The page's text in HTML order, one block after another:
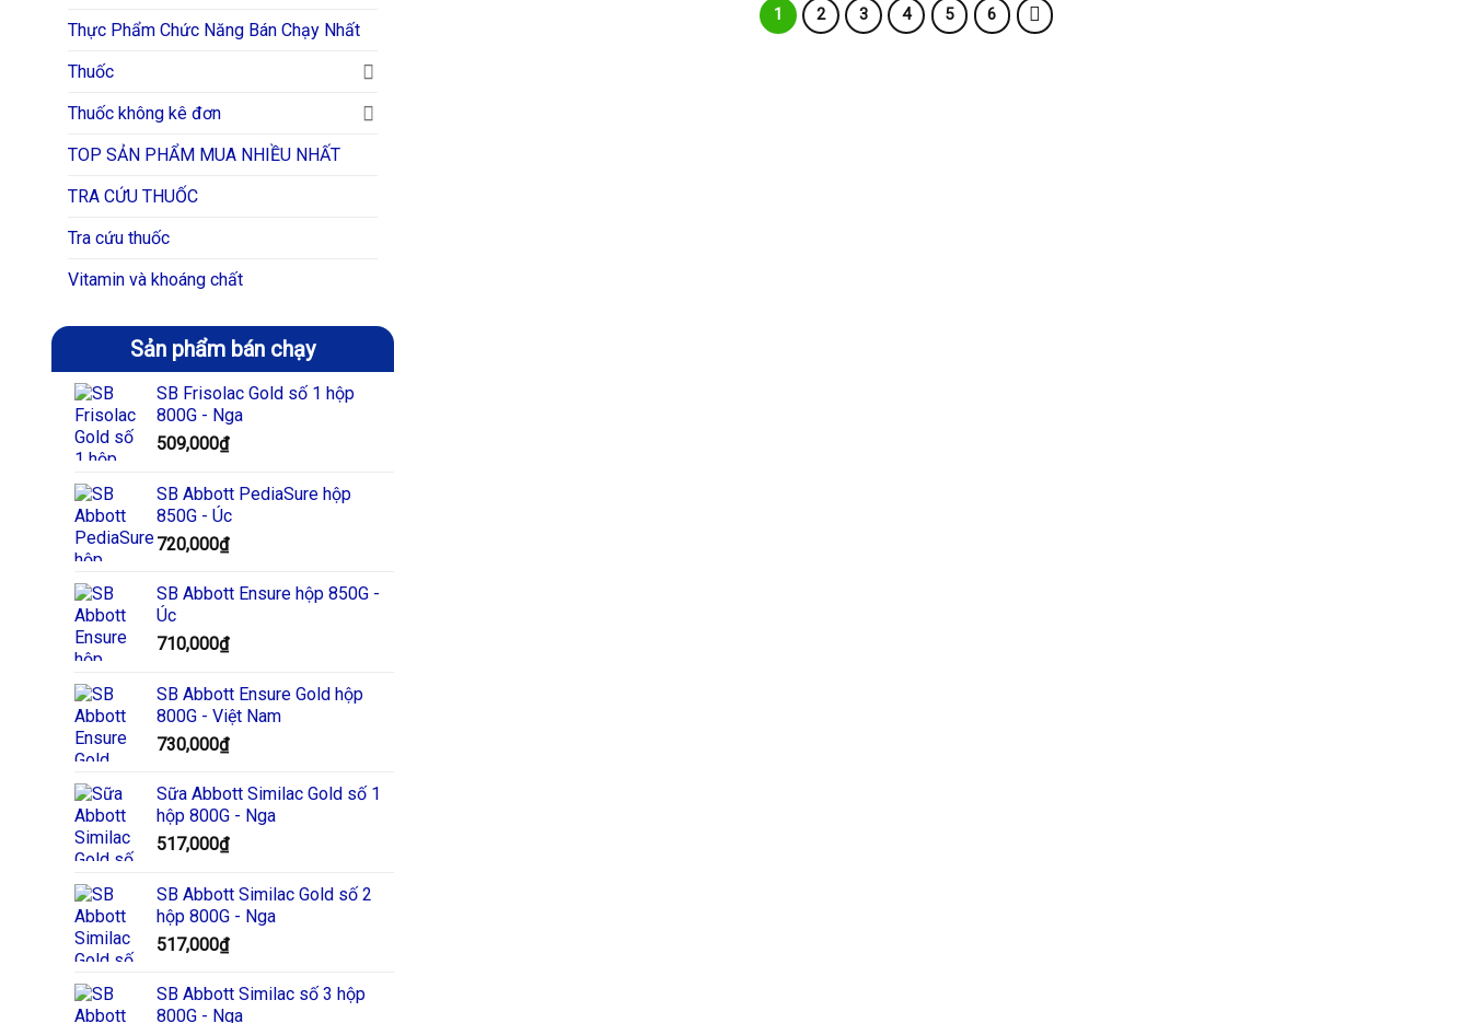
Thực Phẩm Chức Năng Bán Chạy Nhất
Thuốc
Thuốc không kê đơn
TOP SẢN PHẨM MUA NHIỀU NHẤT
TRA CỨU THUỐC
Tra cứu thuốc
Vitamin và khoáng chất
Sản phẩm bán chạy
SB Frisolac Gold số 1 hộp
800G - Nga
509,000₫
SB Abbott PediaSure hộp
850G - Úc
720,000₫
SB Abbott Ensure hộp 850G -
Úc
710,000₫
SB Abbott Ensure Gold hộp
800G - Việt Nam
730,000₫
Sữa Abbott Similac Gold số 1
hộp 800G - Nga
517,000₫
SB Abbott Similac Gold số 2
hộp 800G - Nga
517,000₫
SB Abbott Similac số 3 hộp
800G - Nga
1 2 3 4 5 6